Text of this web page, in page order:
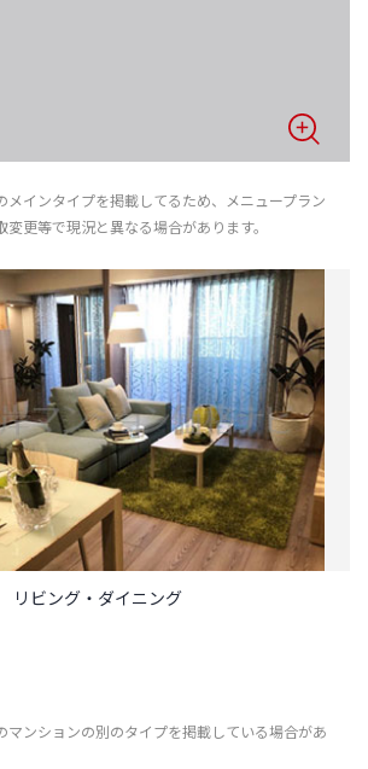
インタイプを掲載してるため、メニュープラン
更等で現況と異なる場合があります。
リビング・ダイニング
ンションの別のタイプを掲載している場合があ